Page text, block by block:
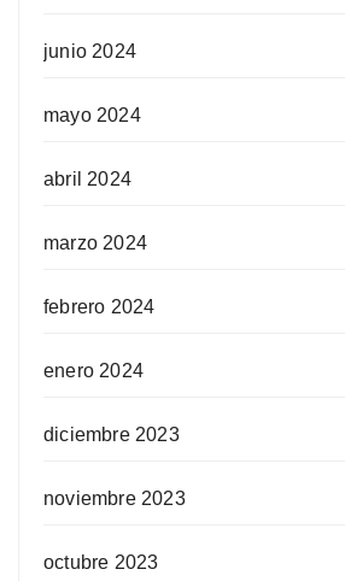
junio 2024
mayo 2024
abril 2024
marzo 2024
febrero 2024
enero 2024
diciembre 2023
noviembre 2023
octubre 2023